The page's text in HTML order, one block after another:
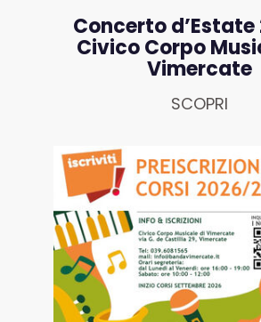
Concerto d’Estate
Civico Corpo
Vimercate
SCOPRI